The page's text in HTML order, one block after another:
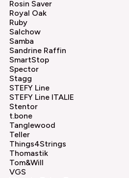
Rosin Saver
Royal Oak
Ruby
Salchow
Samba
Sandrine Raffin
SmartStop
Spector
Stagg
STEFY Line
STEFY Line ITALIE
Stentor
t.bone
Tanglewood
Teller
Things4Strings
Thomastik
Tom&Will
VGS